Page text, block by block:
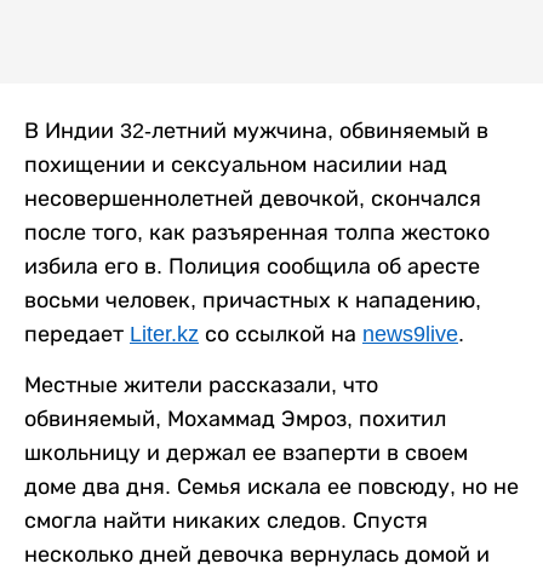
В Индии 32-летний мужчина, обвиняемый в
похищении и сексуальном насилии над
несовершеннолетней девочкой, скончался
после того, как разъяренная толпа жестоко
избила его в. Полиция сообщила об аресте
восьми человек, причастных к нападению,
передает Liter.kz со ссылкой на news9live.
Местные жители рассказали, что
обвиняемый, Мохаммад Эмроз, похитил
школьницу и держал ее взаперти в своем
доме два дня. Семья искала ее повсюду, но не
смогла найти никаких следов. Спустя
несколько дней девочка вернулась домой и